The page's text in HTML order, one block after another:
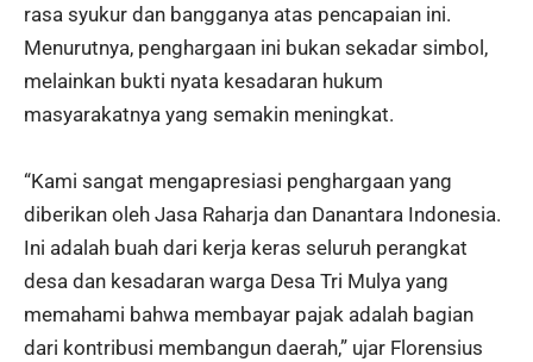
rasa syukur dan bangganya atas pencapaian ini.
Menurutnya, penghargaan ini bukan sekadar simbol,
melainkan bukti nyata kesadaran hukum
masyarakatnya yang semakin meningkat.
“Kami sangat mengapresiasi penghargaan yang
diberikan oleh Jasa Raharja dan Danantara Indonesia.
Ini adalah buah dari kerja keras seluruh perangkat
desa dan kesadaran warga Desa Tri Mulya yang
memahami bahwa membayar pajak adalah bagian
dari kontribusi membangun daerah,” ujar Florensius